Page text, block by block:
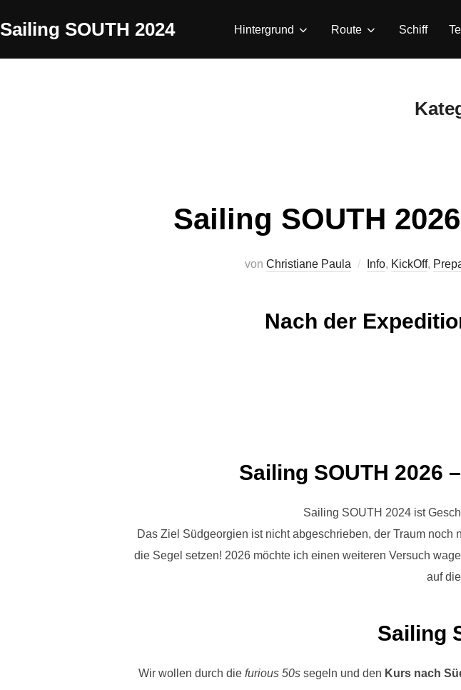
Inhalt
Sailing SOUTH 2024 Hintergrund Route Schiff
Sailing SOUTH
von Christiane Paula Info, KickOff,
Nach der
Sailing SOUTH 2026
Sailing SOUTH 2024 ist
Das Ziel Südgeorgien ist nicht abgeschrieben, der Traum
die Segel setzen! 2026 möchte ich einen weiteren Versuch
auf
Sailing
Wir wollen durch die furious 50s segeln und den Kurs nach